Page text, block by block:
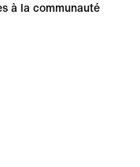
à la communauté